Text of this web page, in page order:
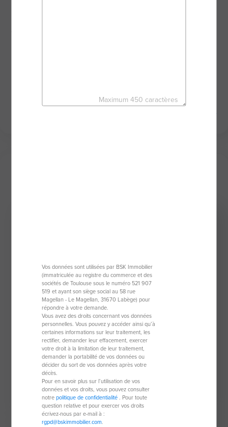
Maison de 104 m²
60800 Crepy-En-Valois
6 pièces
104 m²
4 chambres
279 954 €
Maximum 450 caractères
Vos données sont utilisées par BSK Immobilier
(immatriculée au registre du commerce et des
sociétés de Toulouse sous le numéro 521 907
519 et ayant son siège social au 58 rue
Magellan - Le Magellan, 31670 Labège) pour
répondre à votre demande.
Vous avez des droits concernant vos données
personnelles. Vous pouvez y accéder ainsi qu’à
certaines informations sur leur traitement, les
rectifier, demander leur effacement, exercer
votre droit à la limitation de leur traitement,
demander la portabilité de vos données ou
décider du sort de vos données après votre
décès.
Pour en savoir plus sur l’utilisation de vos
données et vos droits, vous pouvez consulter
notrepolitique de confidentialité. Pour toute
question relative et pour exercer vos droits
écrivez-nous par e-mail à :
rgpd@bskimmobilier.com.